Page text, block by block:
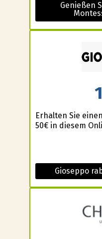
Genießen
Erhalten Sie
50€ in diesem
Gioseppo